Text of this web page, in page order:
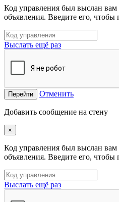
Код управления был выслан вам
объявления. Введите его, чтобы
Выслать ещё раз
Перейти Отменить
Добавить сообщение на стену
×
Код управления был выслан вам
объявления. Введите его, чтобы
Выслать ещё раз